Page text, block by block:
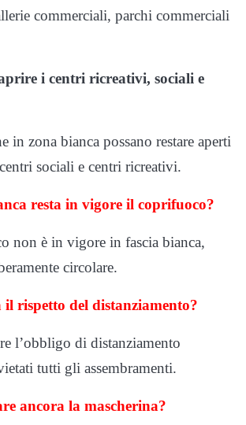
commerciali, parchi commerciali
i centri ricreativi, sociali e
in zona bianca possano restare aperti
sociali e centri ricreativi.
resta in vigore il coprifuoco?
non è in vigore in fascia bianca,
circolare.
il rispetto del distanziamento?
l’obbligo di distanziamento
tutti gli assembramenti.
ancora la mascherina?